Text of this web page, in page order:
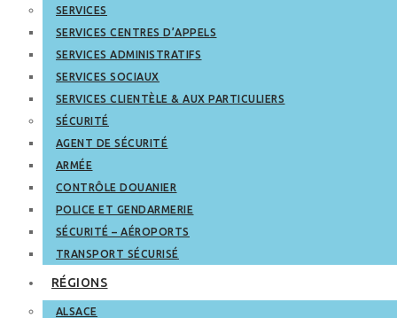
SERVICES
SERVICES CENTRES D’APPELS
SERVICES ADMINISTRATIFS
SERVICES SOCIAUX
SERVICES CLIENTÈLE & AUX PARTICULIERS
SÉCURITÉ
AGENT DE SÉCURITÉ
ARMÉE
CONTRÔLE DOUANIER
POLICE ET GENDARMERIE
SÉCURITÉ – AÉROPORTS
TRANSPORT SÉCURISÉ
RÉGIONS
ALSACE